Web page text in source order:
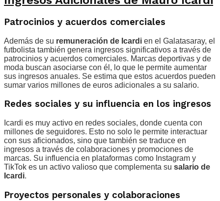
Patrocinios y acuerdos comerciales
Además de su remuneración de Icardi en el Galatasaray, el
futbolista también genera ingresos significativos a través de
patrocinios y acuerdos comerciales. Marcas deportivas y de
moda buscan asociarse con él, lo que le permite aumentar
sus ingresos anuales. Se estima que estos acuerdos pueden
sumar varios millones de euros adicionales a su salario.
Redes sociales y su influencia en los ingresos
Icardi es muy activo en redes sociales, donde cuenta con
millones de seguidores. Esto no solo le permite interactuar
con sus aficionados, sino que también se traduce en
ingresos a través de colaboraciones y promociones de
marcas. Su influencia en plataformas como Instagram y
TikTok es un activo valioso que complementa su salario de
Icardi.
Proyectos personales y colaboraciones